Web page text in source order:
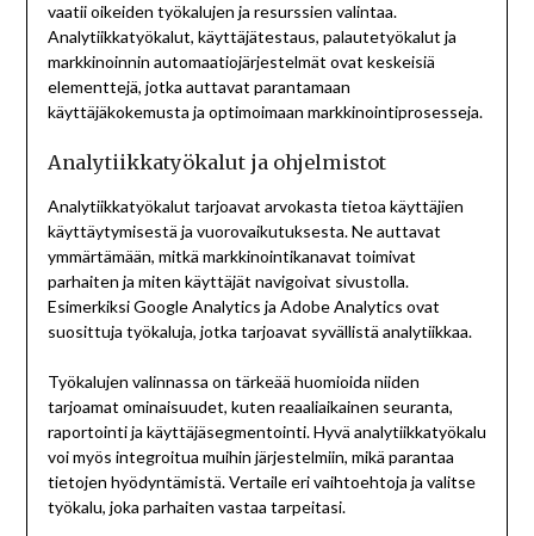
vaatii oikeiden työkalujen ja resurssien valintaa.
Analytiikkatyökalut, käyttäjätestaus, palautetyökalut ja
markkinoinnin automaatiojärjestelmät ovat keskeisiä
elementtejä, jotka auttavat parantamaan
käyttäjäkokemusta ja optimoimaan markkinointiprosesseja.
Analytiikkatyökalut ja ohjelmistot
Analytiikkatyökalut tarjoavat arvokasta tietoa käyttäjien
käyttäytymisestä ja vuorovaikutuksesta. Ne auttavat
ymmärtämään, mitkä markkinointikanavat toimivat
parhaiten ja miten käyttäjät navigoivat sivustolla.
Esimerkiksi Google Analytics ja Adobe Analytics ovat
suosittuja työkaluja, jotka tarjoavat syvällistä analytiikkaa.
Työkalujen valinnassa on tärkeää huomioida niiden
tarjoamat ominaisuudet, kuten reaaliaikainen seuranta,
raportointi ja käyttäjäsegmentointi. Hyvä analytiikkatyökalu
voi myös integroitua muihin järjestelmiin, mikä parantaa
tietojen hyödyntämistä. Vertaile eri vaihtoehtoja ja valitse
työkalu, joka parhaiten vastaa tarpeitasi.